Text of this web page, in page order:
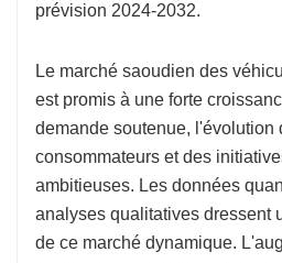
prévision 2024-2032.
Le marché saoudien des
est promis à une forte
demande soutenue, l'évolution
consommateurs et des
ambitieuses. Les données
analyses qualitatives dressent
de ce marché dynamique.